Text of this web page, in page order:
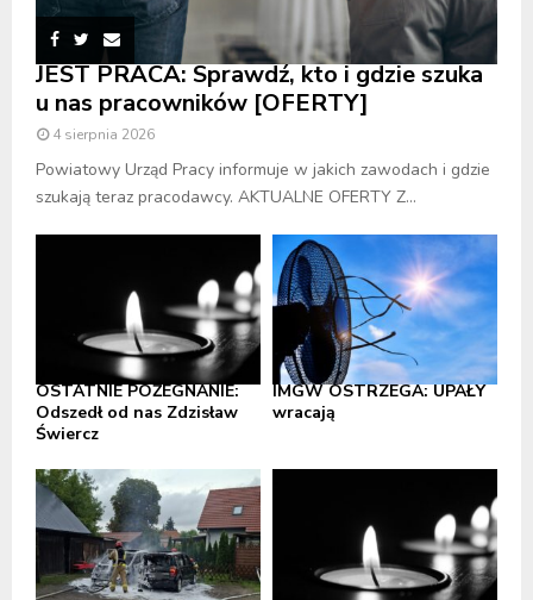
JEST PRACA: Sprawdź, kto i gdzie szuka
u nas pracowników [OFERTY]
4 sierpnia 2026
Powiatowy Urząd Pracy informuje w jakich zawodach i gdzie
szukają teraz pracodawcy. AKTUALNE OFERTY Z...
OSTATNIE POŻEGNANIE:
Odszedł od nas Zdzisław
Świercz
IMGW OSTRZEGA: UPAŁY
wracają